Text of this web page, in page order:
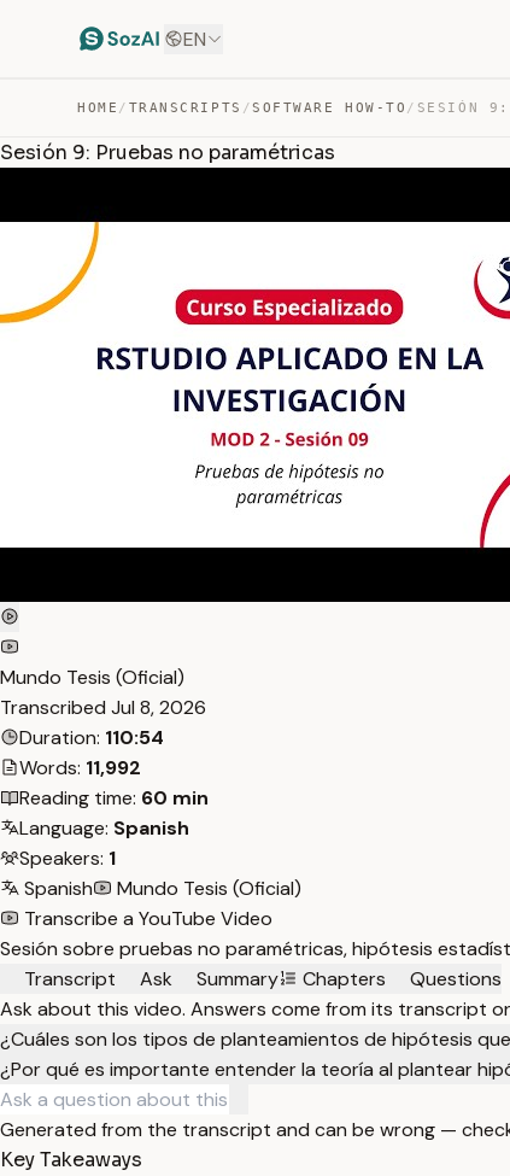
EN
HOME / TRANSCRIPTS /SOFTWARE HOW-TO /
Sesión 9: Pruebas no paramétricas
Mundo Tesis (Oficial)
Transcribed Jul 8, 2026
Duration: 110:54
Words: 11,992
Reading time: 60 min
Language: Spanish
Speakers: 1
Spanish
Mundo Tesis (Oficial)
Transcribe a YouTube Video
Sesión sobre pruebas no paramétricas, hipótesis
Transcript
Ask Summary Chapters
Questions
Ask about this video. Answers come from its transcript
¿Cuáles son los tipos de planteamientos de hipótesis
¿Por qué es importante entender la teoría al plantear
Generated from the transcript and can be wrong —
Key Takeaways